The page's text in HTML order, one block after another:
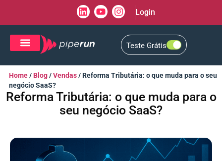
Login
Teste Grátis
Home/ Blog/Vendas/Reforma Tributária: o que muda para o seu
negócio SaaS?
Reforma Tributária: o que muda para o
seu negócio SaaS?